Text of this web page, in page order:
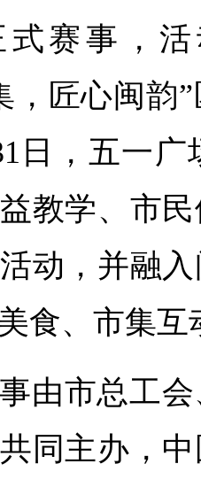
式赛事，
，匠心闽韵
日，五一
教学、市
动，并融
食、市集互
由市总工
同主办，